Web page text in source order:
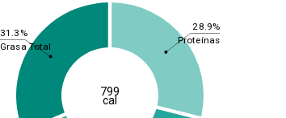
28.9%
31.3%
Proteínas
Grasa Total
799
cal